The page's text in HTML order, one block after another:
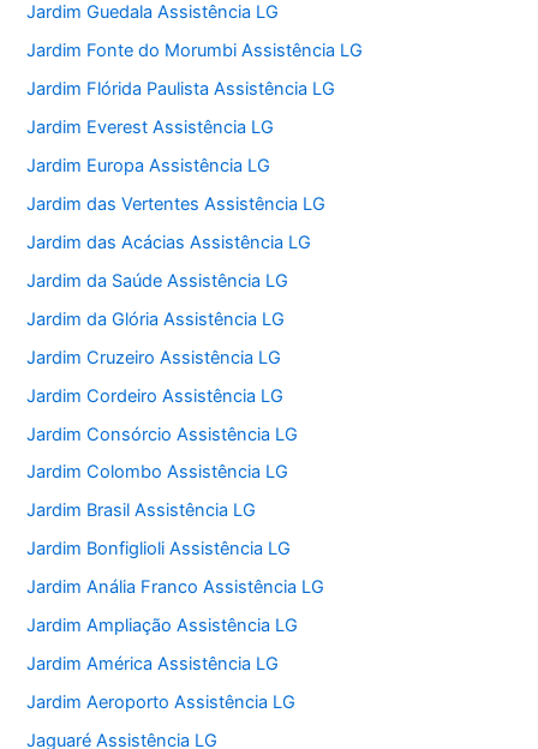
Jardim Guedala Assistência LG
Jardim Fonte do Morumbi Assistência LG
Jardim Flórida Paulista Assistência LG
Jardim Everest Assistência LG
Jardim Europa Assistência LG
Jardim das Vertentes Assistência LG
Jardim das Acácias Assistência LG
Jardim da Saúde Assistência LG
Jardim da Glória Assistência LG
Jardim Cruzeiro Assistência LG
Jardim Cordeiro Assistência LG
Jardim Consórcio Assistência LG
Jardim Colombo Assistência LG
Jardim Brasil Assistência LG
Jardim Bonfiglioli Assistência LG
Jardim Anália Franco Assistência LG
Jardim Ampliação Assistência LG
Jardim América Assistência LG
Jardim Aeroporto Assistência LG
Jaguaré Assistência LG